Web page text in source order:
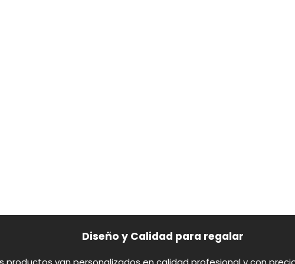
Diseño y Calidad para regalar